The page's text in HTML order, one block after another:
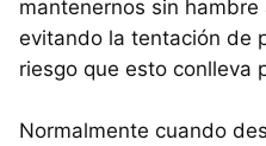
mantenernos sin
evitando la tentación de
riesgo que esto conlleva
Normalmente cuando